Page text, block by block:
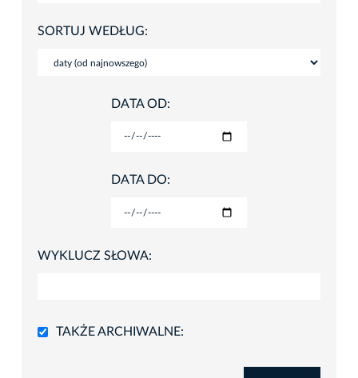
SORTUJ WEDŁUG:
DATA OD:
DATA DO:
WYKLUCZ SŁOWA:
TAKŻE ARCHIWALNE: